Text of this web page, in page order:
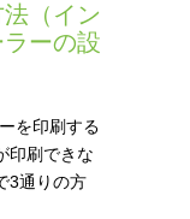
（イン
ーの設
を印刷する
印刷できな
3通りの方